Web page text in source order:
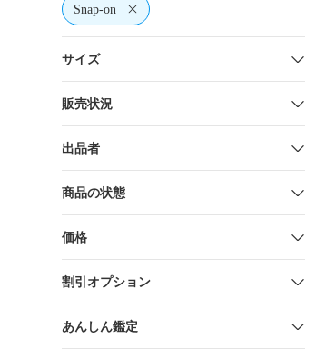
Snap-on
サイズ
販売状況
出品者
商品の状態
価格
割引オプション
あんしん鑑定